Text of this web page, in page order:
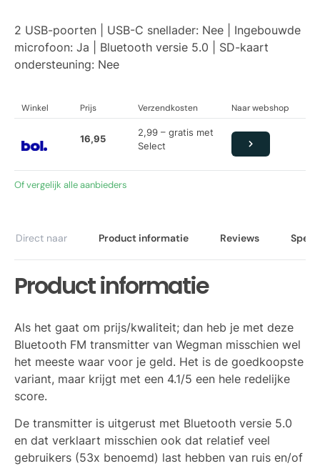
2 USB-poorten | USB-C snellader: Nee | Ingebouwde
microfoon: Ja | Bluetooth versie 5.0 | SD-kaart
ondersteuning: Nee
Winkel Prijs Verzendkosten Naar webshop
16,95
2,99 – gratis met
Select
Of vergelijk alle aanbieders
Direct naar Product informatie Reviews
Product informatie
Als het gaat om prijs/kwaliteit; dan heb je met deze
Bluetooth FM transmitter van Wegman misschien wel
het meeste waar voor je geld. Het is de goedkoopste
variant, maar krijgt met een 4.1/5 een hele redelijke
score.
De transmitter is uitgerust met Bluetooth versie 5.0
en dat verklaart misschien ook dat relatief veel
gebruikers (53x benoemd) last hebben van ruis en/of